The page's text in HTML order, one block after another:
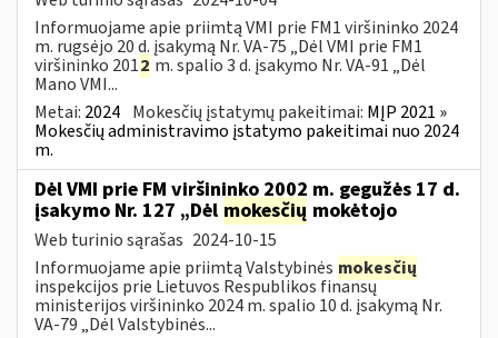
Informuojame apie priimtą VMI prie FM1 viršininko 2024
m. rugsėjo 20 d. įsakymą Nr. VA-75 „Dėl VMI prie FM1
viršininko 2012 m. spalio 3 d. įsakymo Nr. VA-91 „Dėl
Mano VMI...
Metai: 2024 Mokesčių įstatymų pakeitimai: MĮP 2021 »
Mokesčių administravimo įstatymo pakeitimai nuo 2024
m.
Dėl VMI prie FM viršininko 2002 m. gegužės 17 d.
įsakymo Nr. 127 „Dėl mokesčių mokėtojo
Web turinio sąrašas 2024-10-15
Informuojame apie priimtą Valstybinės mokesčių
inspekcijos prie Lietuvos Respublikos finansų
ministerijos viršininko 2024 m. spalio 10 d. įsakymą Nr.
VA-79 „Dėl Valstybinės...